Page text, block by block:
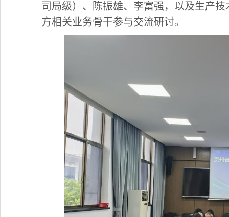
司局级）、陈振雄、李富强，以及生产
方相关业务骨干参与交流研讨。